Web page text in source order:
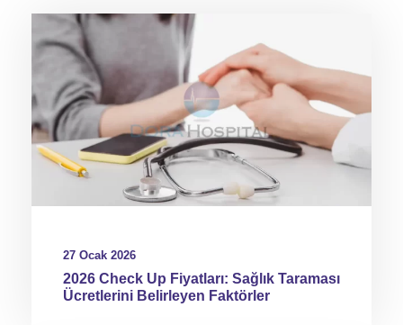
27 Ocak 2026
2026 Check Up Fiyatları: Sağlık Taraması
Ücretlerini Belirleyen Faktörler